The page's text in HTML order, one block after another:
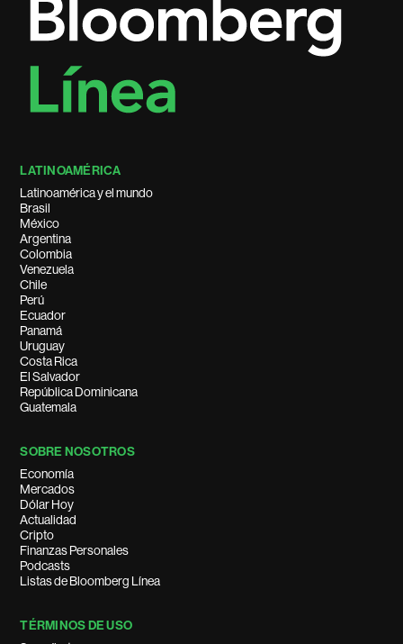
LATINOAMÉRICA
Latinoamérica y el mundo
Brasil
México
Argentina
Colombia
Venezuela
Chile
Perú
Ecuador
Panamá
Uruguay
Costa Rica
El Salvador
República Dominicana
Guatemala
SOBRE NOSOTROS
Economía
Mercados
Dólar Hoy
Actualidad
Cripto
Finanzas Personales
Podcasts
Listas de Bloomberg Línea
TÉRMINOS DE USO